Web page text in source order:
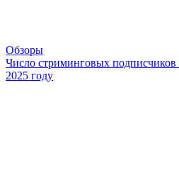
Обзоры
Число стриминговых подписчиков
2025 году